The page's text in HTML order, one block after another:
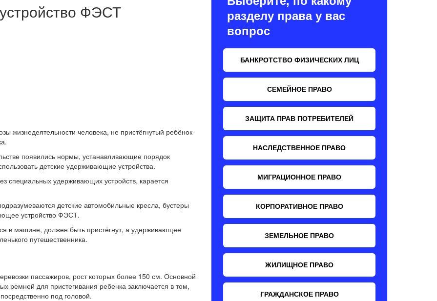
ФЭСТ
жизнедеятельности человека, не пристёгнутый ребёнок
появились нормы, устанавливающие порядок
детские удерживающие устройства.
специальных удерживающих устройств, карается
детские автомобильные кресла, бустеры
устройство ФЭСТ.
в машине, должен быть пристёгнут, а удерживающее
путешественника.
пассажиров, рост которых более 150 см. Основной
ремней для пристегивания ребенка заключается в том,
под головой.